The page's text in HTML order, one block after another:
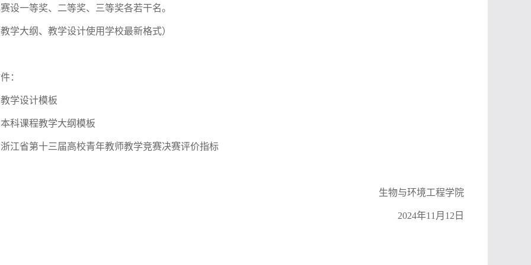
赛设一等奖、二等奖、三等奖各若干名。
教学大纲、教学设计使用学校最新格式）
：
教学设计模板
本科课程教学大纲模板
江省第十三届高校青年教师教学竞赛决赛评价指标
生物与环境工程学院
2024年11 月 12 日